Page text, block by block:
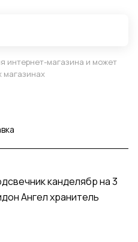
интернет-магазина и может
магазинах
канделябр на 3
Ангел хранитель